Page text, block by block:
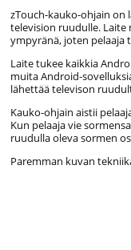
zTouch-kauko-ohjain on
television ruudulle.
ympyränä, joten pelaaja
Laite tukee kaikkia
muita Android-
lähettää televison
Kauko-ohjain aistii
Kun pelaaja vie
ruudulla oleva sormen
Paremman kuvan